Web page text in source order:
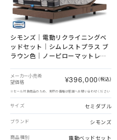
シモンズ｜電動リクライニングベ
ッドセット｜シムレストプラス ブ
ラウン色｜ノーピローマットレス
メーカー小売希
望価格
¥396,000 (税込)
※セール対象商品のため、実際の価格は店舗へお問い合わせください
サイズ セミダブル
ブランド シモンズ
商品種別 電動ベッドセット